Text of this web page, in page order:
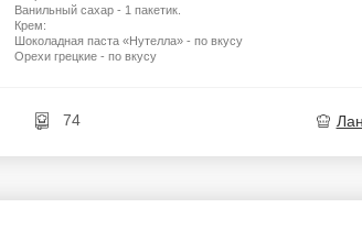
Ванильный сахар - 1 пакетик.
Крем:
Шоколадная паста «Нутелла» - по вкусу
Орехи грецкие - по вкусу
74